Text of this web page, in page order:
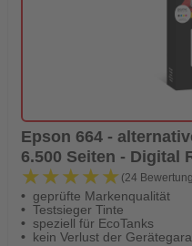
Epson 664 -
6.500 Seiten - Digital
★★★★★
★★★★★ (24
geprüfte Markenqualität
Testsieger Tinte
speziell für EcoTanks
kein Verlust der